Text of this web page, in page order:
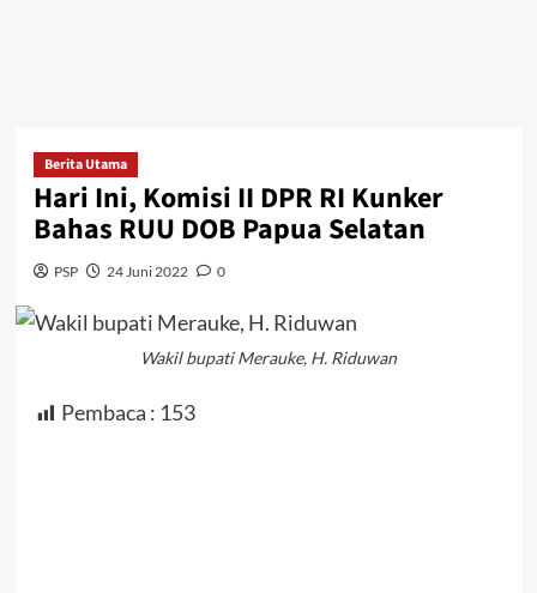
Berita Utama
Hari Ini, Komisi II DPR RI Kunker
Bahas RUU DOB Papua Selatan
PSP 24 Juni 2022 0
Wakil bupati Merauke, H. Riduwan
Pembaca : 153